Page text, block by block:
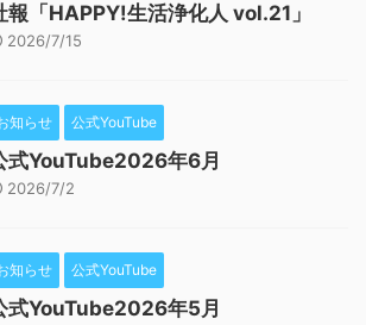
報「HAPPY!生活浄化人 vol.21」
2026/7/15
知らせ 公式YouTube
式YouTube2026年6月
2026/7/2
知らせ 公式YouTube
式YouTube2026年5月